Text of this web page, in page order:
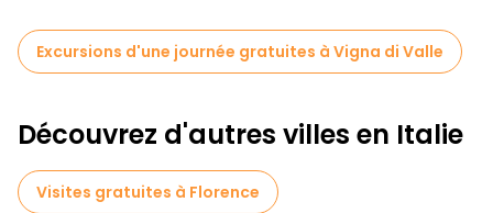
Excursions d'une journée gratuites à Vigna di Valle
Découvrez d'autres villes en Italie
Visites gratuites à Florence